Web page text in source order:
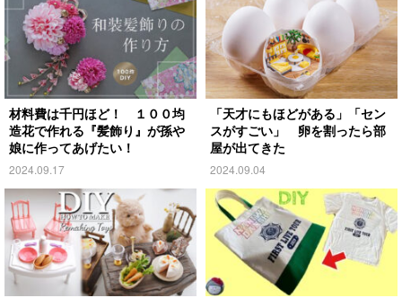
材料費は千円ほど！ １００均
造花で作れる『髪飾り』が孫や
娘に作ってあげたい！
2024.09.17
「天才にもほどがある」「セン
スがすごい」 卵を割ったら部
屋が出てきた
2024.09.04